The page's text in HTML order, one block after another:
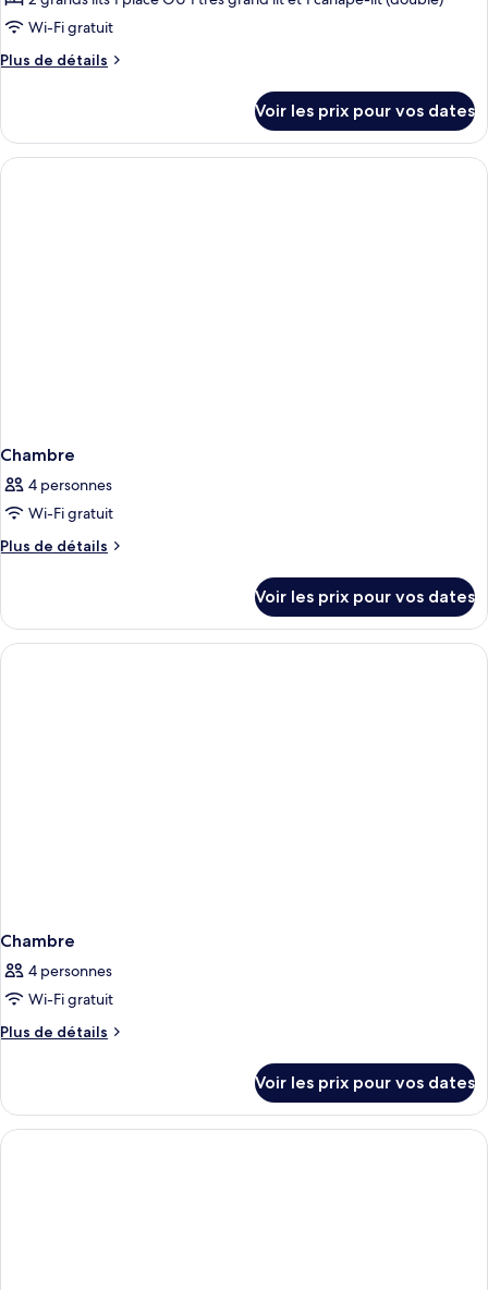
de
chambre :
Chambre
vue
mer
Wi-Fi gratuit
Plus de détails
Plus
le
type
de
Voir les prix pour vos dates
Chambre
4 personnes
Wi-Fi gratuit
Plus de détails
Plus
le
type
de
Voir les prix pour vos dates
Chambre
4 personnes
Wi-Fi gratuit
Plus de détails
Plus
le
type
de
Voir les prix pour vos dates